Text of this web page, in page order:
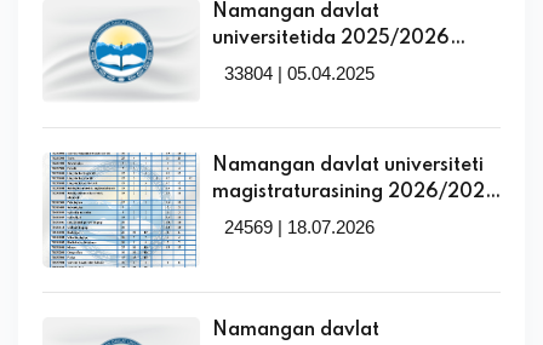
Namangan davlat
universitetida 2025/2026
o‘quv yili uchun qayta
33804 | 05.04.2025
Namangan davlat universiteti
magistraturasining 2026/2027
o‘quv yilida kunduzgi ta’lim
mutaxassisliklar va o‘qitish
tillari kesimidagi taqsimoti!
24569 | 18.07.2026
Namangan davlat